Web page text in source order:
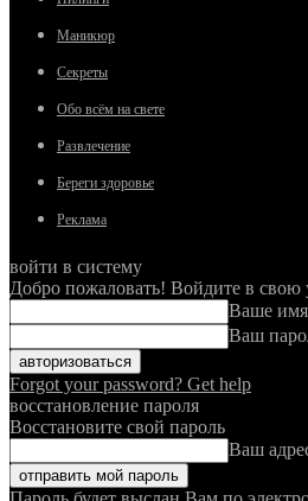
Маникюр
Секреты
Обо всём на свете
Развлечение
Береги здоровье
Реклама
войти в систему
Добро пожаловать! Войдите в свою
Ваше имя
Ваш
Forgot your password? Get help
восстановление пароля
Восстановите свой пароль
Ваш